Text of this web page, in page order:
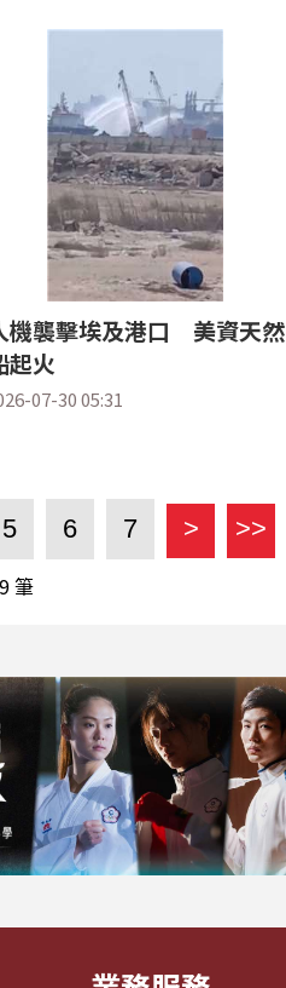
機襲擊埃及港口 美資天然
起火
07-30 05:31
5 6 7 > >>
筆